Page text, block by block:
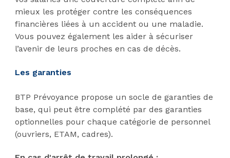
mieux les protéger contre les conséquences
financières liées à un accident ou une maladie.
Vous pouvez également les aider à sécuriser
l’avenir de leurs proches en cas de décès.
Les garanties
BTP Prévoyance propose un socle de garanties de
base, qui peut être complété par des garanties
optionnelles pour chaque catégorie de personnel
(ouvriers, ETAM, cadres).